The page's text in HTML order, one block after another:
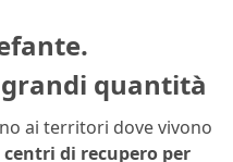
grandi quantità
ai territori dove vivono
centri di recupero per